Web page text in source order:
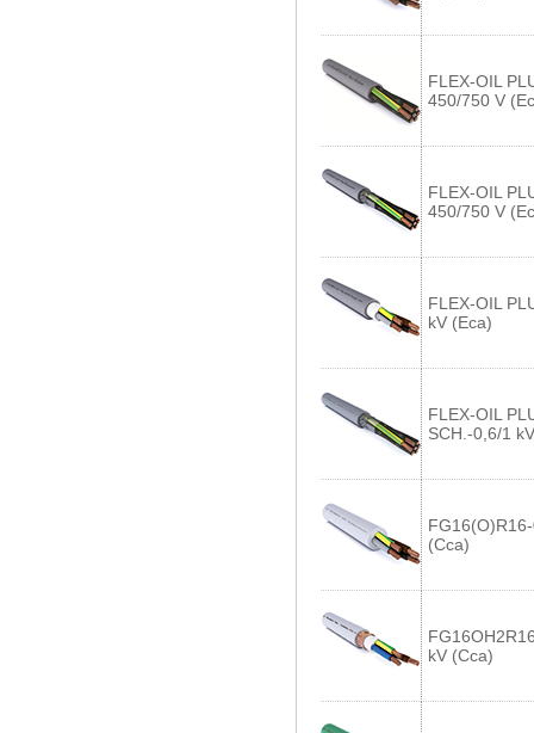
FLEX-OIL
450/750 V
FLEX-OIL
450/750 V
FLEX-OIL
kV (Eca)
FLEX-OIL
SCH.-0,6/1 kV
(Cca)
kV (Cca)